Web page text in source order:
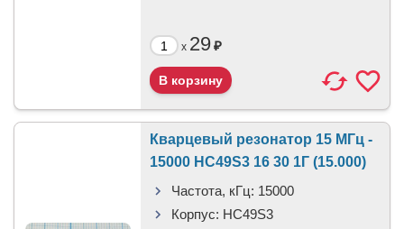
x 29₽
Кварцевый резонатор 15 МГц -
15000 HC49S3 16 30 1Г (15.000)
Частота, кГц: 15000
Корпус: HC49S3